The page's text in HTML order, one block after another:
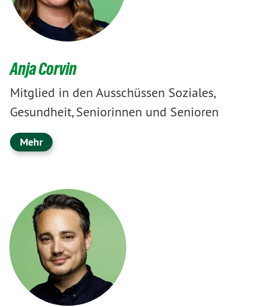
Anja Corvin
Mitglied in den Ausschüssen Soziales,
Gesundheit, Seniorinnen und Senioren
Mehr